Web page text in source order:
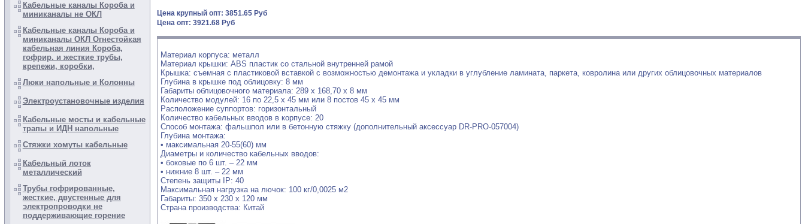
Кабельные каналы Короба и
миниканалы не ОКЛ
Кабельные каналы Короба и
миниканалы ОКЛ Огнестойкая
кабельная линия Короба,
гофрир. и жесткие трубы,
крепежи, коробки,
Люки напольные и Колонны
Электроустановочные изделия
Кабельные мосты и кабельные
трапы и ИДН напольные
Стяжки хомуты кабельные
Кабельный лоток
металлический
Трубы гофрированные,
жесткие, двустенные для
электропроводки не
поддерживающие горение
Цена крупный опт: 3851.65 Руб
Цена опт: 3921.68 Руб
Материал корпуса: металл
Материал крышки: ABS пластик со стальной внутренней рамой
Крышка: съемная с пластиковой вставкой с возможностью демонтажа и укладки в углубление ламината, паркета, ковролина или других облицовочных материалов
Глубина в крышке под облицовку: 8 мм
Габариты облицовочного материала: 289 х 168,70 х 8 мм
Количество модулей: 16 по 22,5 x 45 мм или 8 постов 45 х 45 мм
Расположение суппортов: горизонтальный
Количество кабельных вводов в корпусе: 20
Способ монтажа: фальшпол или в бетонную стяжку (дополнительный аксессуар DR-PRO-057004)
Глубина монтажа:
• максимальная 20-55(60) мм
Диаметры и количество кабельных вводов:
• боковые по 6 шт. – 22 мм
• нижние 8 шт. – 22 мм
Степень защиты IP: 40
Максимальная нагрузка на лючок: 100 кг/0,0025 м2
Габариты: 350 х 230 х 120 мм
Страна производства: Китай